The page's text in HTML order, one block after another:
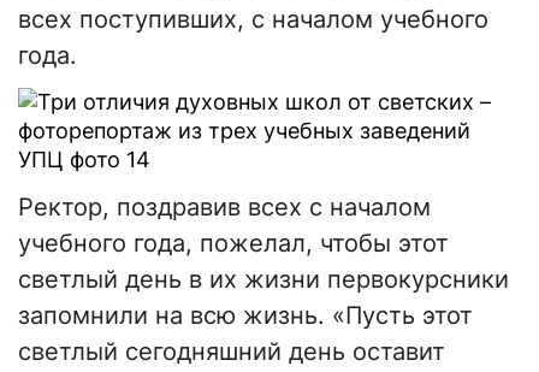
всех поступивших, с началом учебного
года.
Ректор, поздравив всех с началом
учебного года, пожелал, чтобы этот
светлый день в их жизни первокурсники
запомнили на всю жизнь. «Пусть этот
светлый сегодняшний день оставит